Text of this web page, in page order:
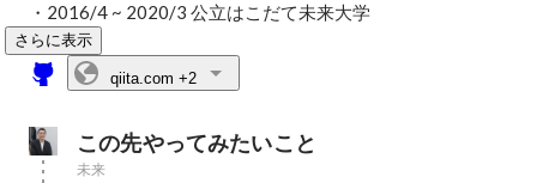
・2016/4 ~ 2020/3 公立はこだて未来大学
さらに表示
qiita.com +2
この先やってみたいこと
未来